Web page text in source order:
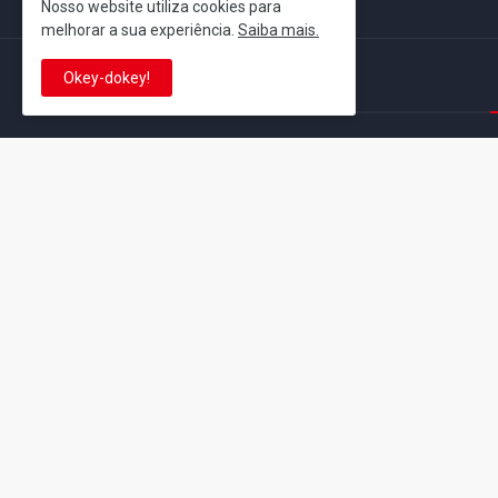
This is cinema!
Nosso website utiliza cookies para
melhorar a sua experiência. Saiba mais.
Okey-dokey!